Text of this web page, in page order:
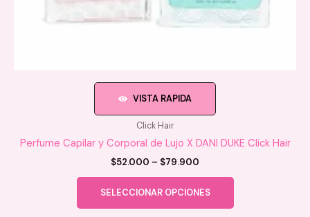
VISTA RAPIDA
Click Hair
Perfume Capilar y Corporal de Lujo X DANI DUKE Click Hair
$52.000 – $79.900
through
$79.900
SELECCIONAR OPCIONES
Este
tiene